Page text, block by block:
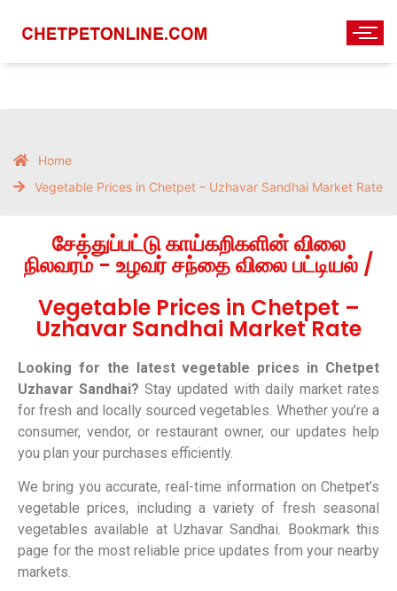
Home
Vegetable Prices in Chetpet – Uzhavar Sandhai Market Rate
சேத்துப்பட்டு காய்கறிகளின் விலை
நிலவரம் - உழவர் சந்தை விலை பட்டியல் /
Vegetable Prices in Chetpet –
Uzhavar Sandhai Market Rate
Looking for the latest vegetable prices in Chetpet
Uzhavar Sandhai? Stay updated with daily market rates
for fresh and locally sourced vegetables. Whether you’re a
consumer, vendor, or restaurant owner, our updates help
you plan your purchases efficiently.
We bring you accurate, real-time information on Chetpet’s
vegetable prices, including a variety of fresh seasonal
vegetables available at Uzhavar Sandhai. Bookmark this
page for the most reliable price updates from your nearby
markets.